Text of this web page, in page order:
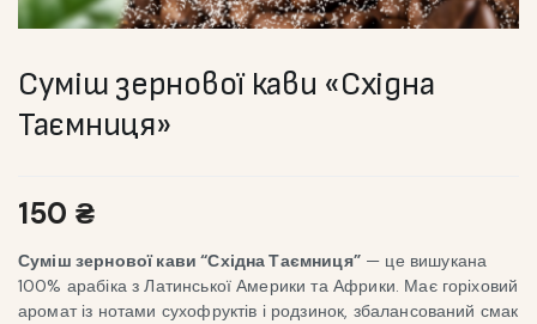
Суміш зернової кави «Східна
Таємниця»
150 ₴
Суміш зернової кави “Східна Таємниця”— це вишукана
100% арабіка з Латинської Америки та Африки. Має горіховий
аромат із нотами сухофруктів і родзинок, збалансований смак